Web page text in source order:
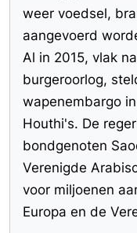
weer voedsel,
aangevoerd
Al in 2015, vlak
burgeroorlog,
wapenembargo
Houthi's. De
bondgenoten
Verenigde
voor miljoenen
Europa en de